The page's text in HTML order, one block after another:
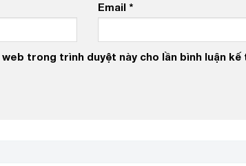
Email *
trong trình duyệt này cho lần bình luận kế